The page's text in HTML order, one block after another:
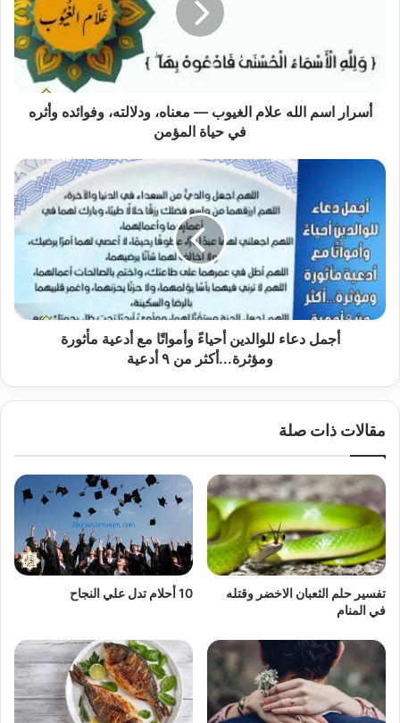
ودلالته،
وأثره
المؤمن
أسرار اسم الله علام الغيوب — معناه، ودلالته، وفوائده وأثره
في حياة المؤمن
أجمل
للوالدين
أحياءً
وأمواتًا
مع
أدعية
مأثورة
ومؤثرة...أكثر
أجمل دعاء للوالدين أحياءً وأمواتًا مع أدعية مأثورة
ومؤثرة...أكثر من ٩ أدعية
مقالات ذات صلة
تفسير حلم الثعبان الاخضر وقتله
في المنام
10 أحلام تدل علي النجاح